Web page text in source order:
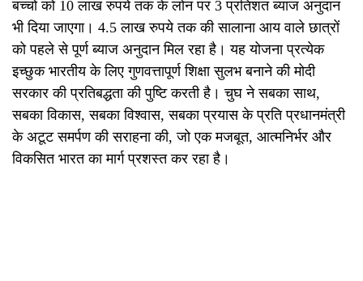
बच्चों को 10 लाख रुपये तक के लोन पर 3 प्रतिशत ब्याज अनुदान
भी दिया जाएगा। 4.5 लाख रुपये तक की सालाना आय वाले छात्रों
को पहले से पूर्ण ब्याज अनुदान मिल रहा है। यह योजना प्रत्येक
इच्छुक भारतीय के लिए गुणवत्तापूर्ण शिक्षा सुलभ बनाने की मोदी
सरकार की प्रतिबद्धता की पुष्टि करती है। चुघ ने सबका साथ,
सबका विकास, सबका विश्वास, सबका प्रयास के प्रति प्रधानमंत्री
के अटूट समर्पण की सराहना की, जो एक मजबूत, आत्मनिर्भर और
विकसित भारत का मार्ग प्रशस्त कर रहा है।